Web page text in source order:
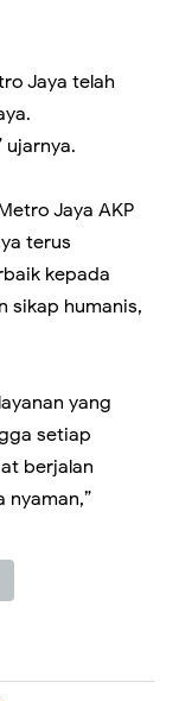
Jaya telah
ujarnya.
Jaya AKP
terus
kepada
sikap humanis,
yang
setiap
berjalan
nyaman,”